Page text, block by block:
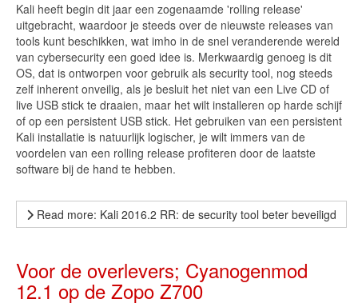
Kali heeft begin dit jaar een zogenaamde 'rolling release'
uitgebracht, waardoor je steeds over de nieuwste releases van
tools kunt beschikken, wat imho in de snel veranderende wereld
van cybersecurity een goed idee is. Merkwaardig genoeg is dit
OS, dat is ontworpen voor gebruik als security tool, nog steeds
zelf inherent onveilig, als je besluit het niet van een Live CD of
live USB stick te draaien, maar het wilt installeren op harde schijf
of op een persistent USB stick. Het gebruiken van een persistent
Kali installatie is natuurlijk logischer, je wilt immers van de
voordelen van een rolling release profiteren door de laatste
software bij de hand te hebben.
Read more: Kali 2016.2 RR: de security tool beter beveiligd
Voor de overlevers; Cyanogenmod
12.1 op de Zopo Z700